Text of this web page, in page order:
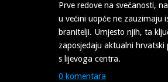
Prve redove na svečanosti,
u većini uopće ne zauzimaju
branitelji. Umjesto njih, ta
zaposjedaju aktualni
s lijevoga centra.
0 komentara